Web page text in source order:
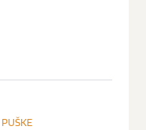
PUŠKE